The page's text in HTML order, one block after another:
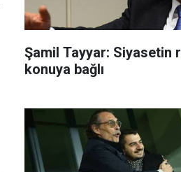
Şamil Tayyar: Siyasetin
konuya bağlı